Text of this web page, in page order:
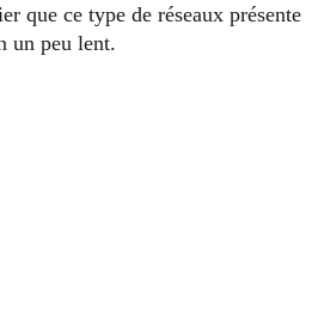
que ce type de réseaux présente
un peu lent.